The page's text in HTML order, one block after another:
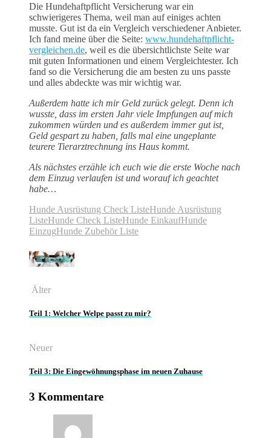
Die Hundehaftpflicht Versicherung war ein
schwierigeres Thema, weil man auf einiges achten
musste. Gut ist da ein Vergleich verschiedener Anbieter.
Ich fand meine über die Seite: www.hundehaftpflicht-
vergleichen.de, weil es die übersichtlichste Seite war
mit guten Informationen und einem Vergleichtester. Ich
fand so die Versicherung die am besten zu uns passte
und alles abdeckte was mir wichtig war.
Außerdem hatte ich mir Geld zurück gelegt. Denn ich
wusste, dass im ersten Jahr viele Impfungen auf mich
zukommen würden und es außerdem immer gut ist,
Geld gespart zu haben, falls mal eine ungeplante
teurere Tierarztrechnung ins Haus kommt.
Als nächstes erzähle ich euch wie die erste Woche nach
dem Einzug verlaufen ist und worauf ich geachtet
habe…
Hunde Ausrüstung Check ListeHunde Ausrüstung
ListeHunde Check ListeHunde EinkaufHunde
EinzugHunde Zubehör Liste
Älter
Teil 1: Welcher Welpe passt zu mir?
Neuer
Teil 3: Die Eingewöhnungsphase im neuen Zuhause
3 Kommentare